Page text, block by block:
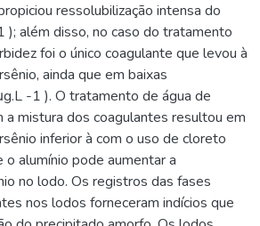
ressolubilização intensa do
além disso, no caso do tratamento
foi o único coagulante que levou à
ainda que em baixas
-1 ). O tratamento de água de
a mistura dos coagulantes resultou em
inferior à com o uso de cloreto
o alumínio pode aumentar a
no lodo. Os registros das fases
nos lodos forneceram indícios que